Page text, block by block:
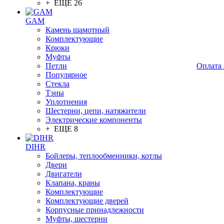
+ ЕЩЕ 26
GAM
Камень шамотный
Комплектующие
Крюки
Муфты
Петли
Популярное
Стекла
Тэны
Уплотнения
Шестерни, цепи, натяжители
Электрические компоненты
+ ЕЩЕ 8
DIHR
Бойлеры, теплообменники, котлы
Двери
Двигатели
Клапана, краны
Комплектующие
Комплектующие дверей
Корпусные принадлежности
Муфты, шестерни
Оплата